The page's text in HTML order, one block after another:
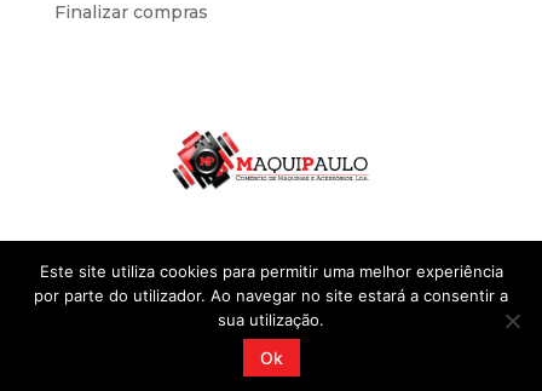
Finalizar compras
IOL Negócios
Standard. Todos os direitos reservados.
Este site utiliza cookies para permitir uma melhor experiência
por parte do utilizador. Ao navegar no site estará a consentir a
sua utilização.
Ok